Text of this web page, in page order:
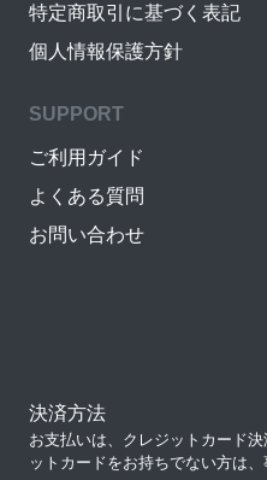
特定商取引に基づく表記
個人情報保護方針
SUPPORT
ご利用ガイド
よくある質問
お問い合わせ
決済方法
お支払いは、クレジットカード
ットカードをお持ちでない方は